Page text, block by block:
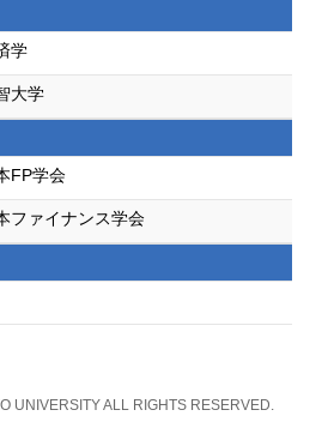
学
大学
FP学会
ファイナンス学会
UNIVERSITY ALL RIGHTS RESERVED.